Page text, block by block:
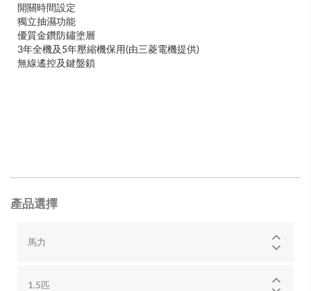
開關時間設定
獨立抽濕功能
優質金鑽防鏽塗層
3年全機及5年壓縮機保用(由三菱電機提供)
無線遙控及鍵盤鎖
產品選擇
馬力
1.5匹